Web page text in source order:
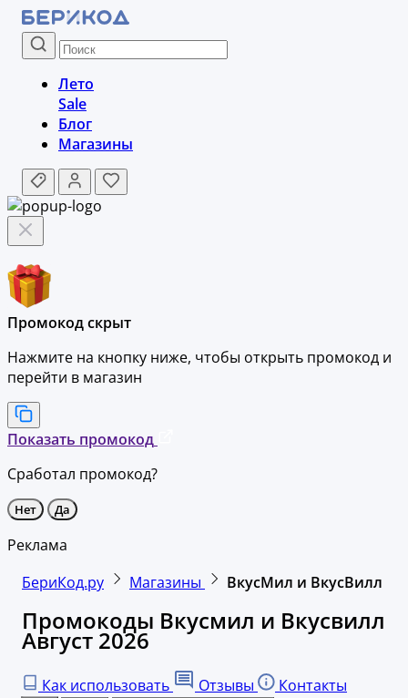
Лето
Sale
Блог
Магазины
Промокод скрыт
Нажмите на кнопку ниже, чтобы открыть промокод и
перейти в магазин
Показать промокод
Сработал промокод?
Нет Да
Реклама
БериКод.ру
Магазины ВкусМил и ВкусВилл
Промокоды Вкусмил и Вкусвилл
Август 2026
Как использовать Отзывы Контакты